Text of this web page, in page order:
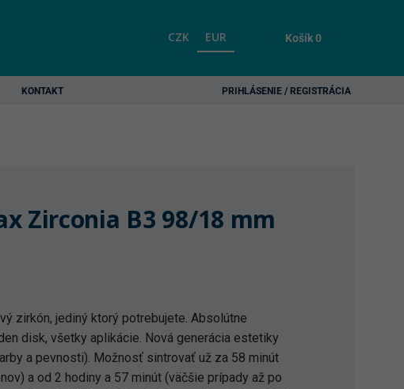
CZK EUR Košík0
KONTAKT PRIHLÁSENIE / REGISTRÁCIA
Zirconia B3 98/18 mm
zirkón, jediný ktorý potrebujete. Absolútne
disk, všetky aplikácie. Nová generácia estetiky
a pevnosti). Možnosť sintrovať už za 58 minút
a od 2 hodiny a 57 minút (väčšie prípady až po